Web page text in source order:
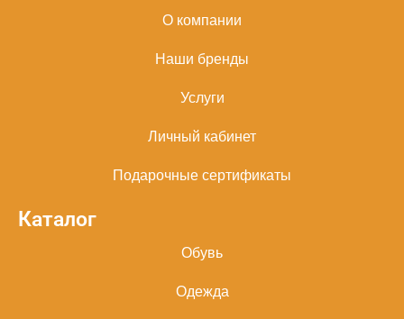
О компании
Наши бренды
Услуги
Личный кабинет
Подарочные сертификаты
Каталог
Обувь
Одежда